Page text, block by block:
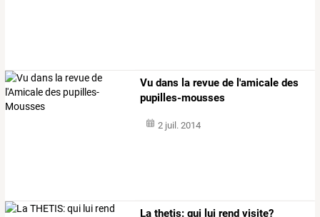
Vu dans la revue de l'amicale des
pupilles-mousses
2 juil. 2014
La thetis: qui lui rend visite?